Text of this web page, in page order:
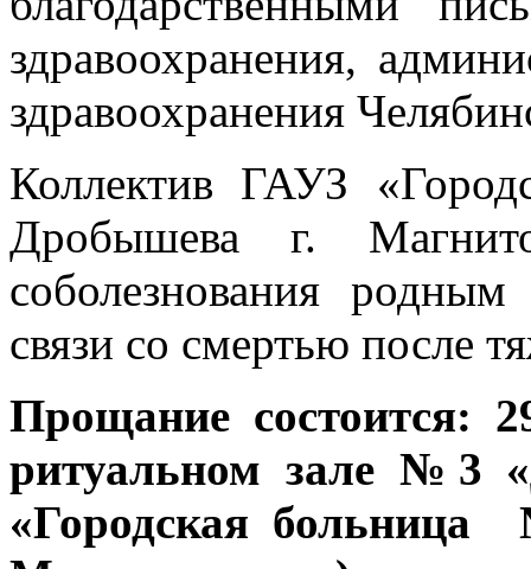
здравоохранения,
здравоохранения
Коллектив ГАУЗ
Дробышева г.
соболезнования
связи со смертью после
Прощание состоится:
ритуальном зале №3
«Городская